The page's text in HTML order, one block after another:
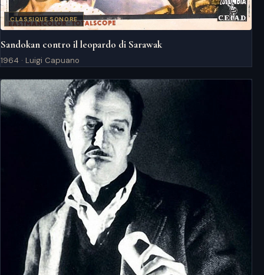
CLASSIQUE SONORE
Sandokan contro il leopardo di Sarawak
1964 · Luigi Capuano